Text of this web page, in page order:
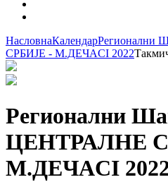
НасловнаКалендарРегионални
СРБИЈЕ - М.ДЕЧАCI 2022
Регионални
ЦЕНТРАЛНЕ
М.ДЕЧАCI